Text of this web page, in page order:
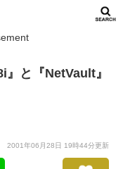
と『NetVault』
2001年06月28日 19時44分更新